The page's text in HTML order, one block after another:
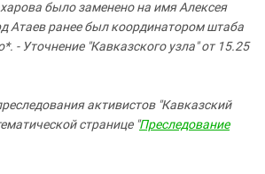
было заменено на имя Алексея
Атаев ранее был координатором штаба
- Уточнение "Кавказского узла" от 15.25
активистов "Кавказский
странице "Преследование